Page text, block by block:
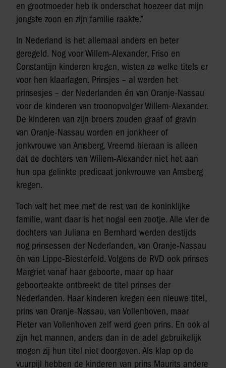
en grootmoeder heb ik onderschat hoezeer dat mijn
jongste zoon en zijn familie raakte.”
In Nederland is het allemaal anders en beter
geregeld. Nog voor Willem-Alexander, Friso en
Constantijn kinderen kregen, wisten ze welke titels er
voor hen klaarlagen. Prinsjes – al werden het
prinsesjes – der Nederlanden én van Oranje-Nassau
voor de kinderen van troonopvolger Willem-Alexander.
De kinderen van zijn broers zouden graaf of gravin
van Oranje-Nassau worden en jonkheer of
jonkvrouwe van Amsberg. Vreemd hieraan is alleen
dat de dochters van Willem-Alexander niet het aan
hun opa gelinkte predicaat jonkvrouwe van Amsberg
kregen.
Toch valt het mee met de rest van de koninklijke
familie, want daar is het nogal een zootje. Alle vier de
dochters van Juliana en Bernhard werden destijds
nog prinsessen der Nederlanden, van Oranje-Nassau
én van Lippe-Biesterfeld. Volgens de RVD ook prinses
Margriet vanaf haar geboorte, maar op haar
geboorteakte ontbreekt de titel prinses der
Nederlanden. Haar kinderen kregen een nieuwe titel,
prins van Oranje-Nassau, van Vollenhoven, maar
Pieter van Vollenhoven zelf werd geen prins. En ook al
zijn het mannen, anders dan in de adel gebruikelijk
mogen zij hun titel niet doorgeven. Als klap op de
vuurpijl hebben de kinderen van prins Maurits andere